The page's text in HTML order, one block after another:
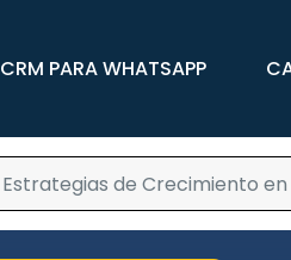
CRM PARA WHATSAPP
Estrategias de Crecimiento